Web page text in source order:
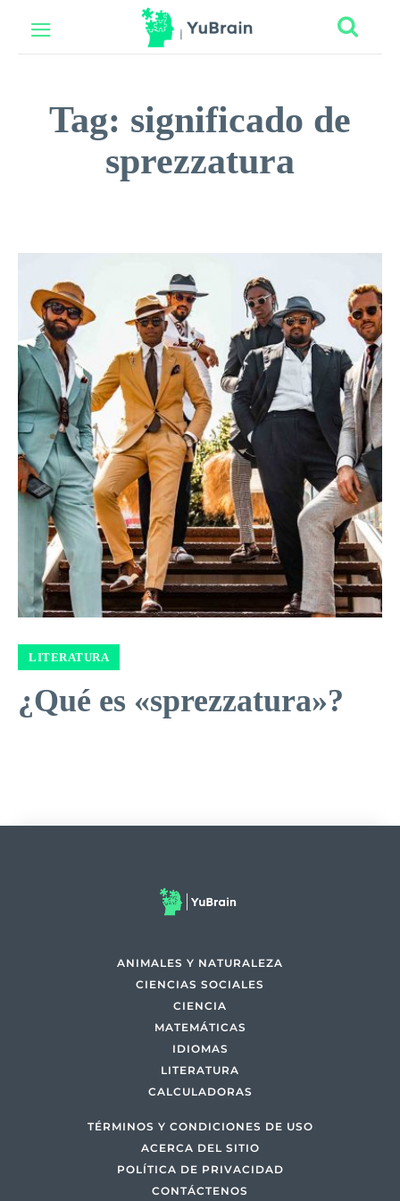
Tag: significado de
sprezzatura
LITERATURA
¿Qué es «sprezzatura»?
ANIMALES Y NATURALEZA
CIENCIAS SOCIALES
CIENCIA
MATEMÁTICAS
IDIOMAS
LITERATURA
CALCULADORAS
TÉRMINOS Y CONDICIONES DE USO
ACERCA DEL SITIO
POLÍTICA DE PRIVACIDAD
CONTÁCTENOS